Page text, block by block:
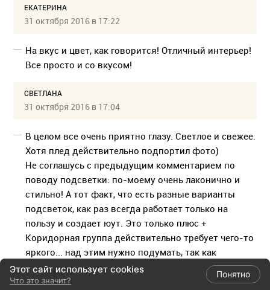
ЕКАТЕРИНА
31 октября 2016 в 17:22
На вкус и цвет, как говорится! Отличный интерьер!
Все просто и со вкусом!
СВЕТЛАНА
31 октября 2016 в 17:04
В целом все очень приятно глазу. Светлое и свежее.
Хотя плед действительно подпортил фото)
Не соглашусь с предыдущим комментарием по
поводу подсветки: по-моему очень лаконично и
стильно! А тот факт, что есть разные варианты
подсветок, как раз всегда работает только на
пользу и создает юут. Это только плюс +
Коридорная группа действительно требует чего-то
яркого... над этим нужно подумать, так как
получился white hall. Часы на стене просто
супер!!!!!!!!!!!!!!!!!!!!!!!
Этот сайт использует cookies
Что это значит?
Понятно